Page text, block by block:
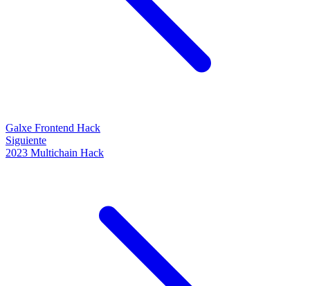
Galxe Frontend Hack
Siguiente
2023 Multichain Hack